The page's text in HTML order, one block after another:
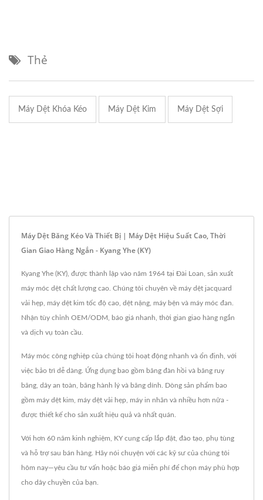
Thẻ
Máy Dệt Khóa Kéo Máy Dệt Kim Máy Dệt Sợi
Máy Dệt Băng Kéo Và Thiết Bị | Máy Dệt Hiệu Suất Cao, Thời
Gian Giao Hàng Ngắn - Kyang Yhe (KY)
Kyang Yhe (KY), được thành lập vào năm 1964 tại Đài Loan, sản xuất
máy móc dệt chất lượng cao. Chúng tôi chuyên về máy dệt jacquard
vải hẹp, máy dệt kim tốc độ cao, dệt nặng, máy bện và máy móc đan.
Nhận tùy chỉnh OEM/ODM, báo giá nhanh, thời gian giao hàng ngắn
và dịch vụ toàn cầu.
Máy móc công nghiệp của chúng tôi hoạt động nhanh và ổn định, với
việc bảo trì dễ dàng. Ứng dụng bao gồm băng đàn hồi và băng ruy
băng, dây an toàn, băng hành lý và băng dính. Dòng sản phẩm bao
gồm máy dệt kim, máy dệt vải hẹp, máy in nhãn và nhiều hơn nữa -
được thiết kế cho sản xuất hiệu quả và nhất quán.
Với hơn 60 năm kinh nghiệm, KY cung cấp lắp đặt, đào tạo, phụ tùng
và hỗ trợ sau bán hàng. Hãy nói chuyện với các kỹ sư của chúng tôi
hôm nay—yêu cầu tư vấn hoặc báo giá miễn phí để chọn máy phù hợp
cho dây chuyền của bạn.